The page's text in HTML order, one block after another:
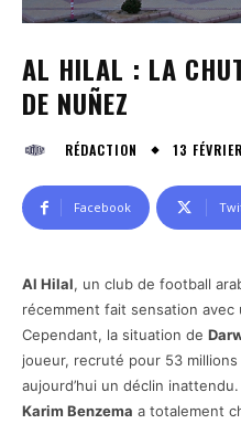
AL HILAL : LA
DE NUÑEZ
RÉDACTION 13
Facebook
Al Hilal, un club de football
récemment fait sensation
Cependant, la situation de
joueur, recruté pour 53 millions
aujourd’hui un déclin
Karim Benzema a totalement